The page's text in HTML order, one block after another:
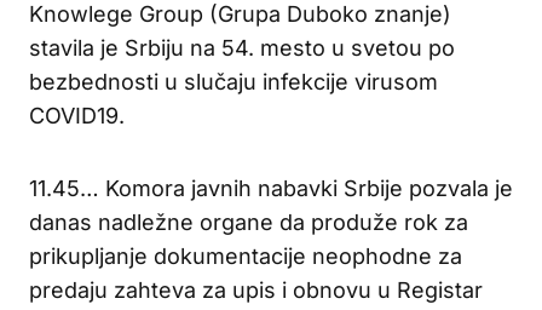
Knowlege Group (Grupa Duboko znanje)
stavila je Srbiju na 54. mesto u svetou po
bezbednosti u slučaju infekcije virusom
COVID19.
11.45… Komora javnih nabavki Srbije pozvala je
danas nadležne organe da produže rok za
prikupljanje dokumentacije neophodne za
predaju zahteva za upis i obnovu u Registar